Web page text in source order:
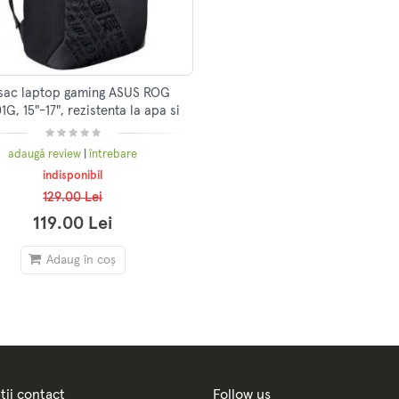
laptop gaming ASUS ROG
15"-17", rezistenta la apa si
la zgarieturi, Negru
adaugă review
întrebare
indisponibil
129.00 Lei
119.00 Lei
Adaug în coș
contact Follow us